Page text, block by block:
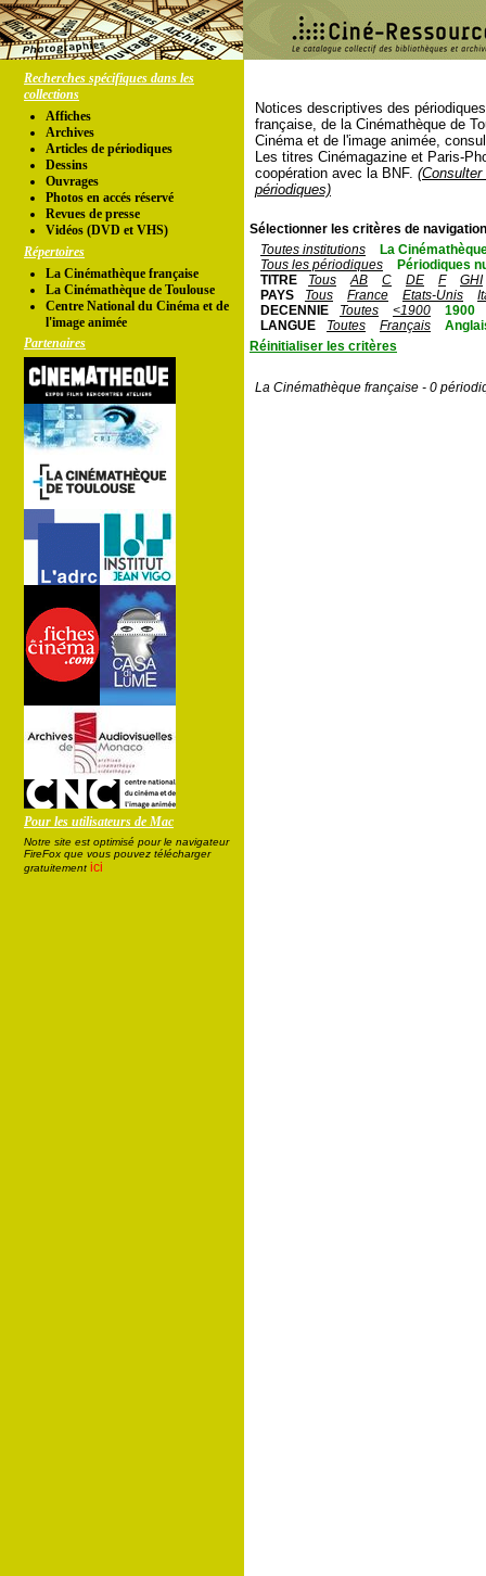
Recherches spécifiques dans les
collections
Affiches
Archives
Articles de périodiques
Dessins
Ouvrages
Photos en accés réservé
Revues de presse
Vidéos (DVD et VHS)
Répertoires
La Cinémathèque française
La Cinémathèque de Toulouse
Centre National du Cinéma et de
l'image animée
Partenaires
Pour les utilisateurs de Mac
Notre site est optimisé pour le navigateur
FireFox que vous pouvez télécharger
gratuitement ici
Notices descriptives des
française, de la Cinémathèque de
Cinéma et de l'image animée,
Les titres Cinémagazine et Paris-
coopération avec la BNF.
périodiques)
Sélectionner les critères de
Toutes institutions
La
Tous les périodiques
Périodiques
TITRE
Tous AB C DE F
GHI
PAYS
Tous France Etats-Unis
DECENNIE
Toutes <1900
1900
LANGUE
Toutes Français
Réinitialiser les critères
La Cinémathèque française - 0